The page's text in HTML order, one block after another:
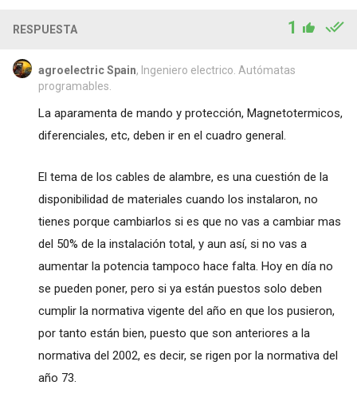
RESPUESTA 1
agroelectric Spain, Ingeniero electrico. Autómatas
programables.
La aparamenta de mando y protección, Magnetotermicos,
diferenciales, etc, deben ir en el cuadro general.
El tema de los cables de alambre, es una cuestión de la
disponibilidad de materiales cuando los instalaron, no
tienes porque cambiarlos si es que no vas a cambiar mas
del 50% de la instalación total, y aun así, si no vas a
aumentar la potencia tampoco hace falta. Hoy en día no
se pueden poner, pero si ya están puestos solo deben
cumplir la normativa vigente del año en que los pusieron,
por tanto están bien, puesto que son anteriores a la
normativa del 2002, es decir, se rigen por la normativa del
año 73.